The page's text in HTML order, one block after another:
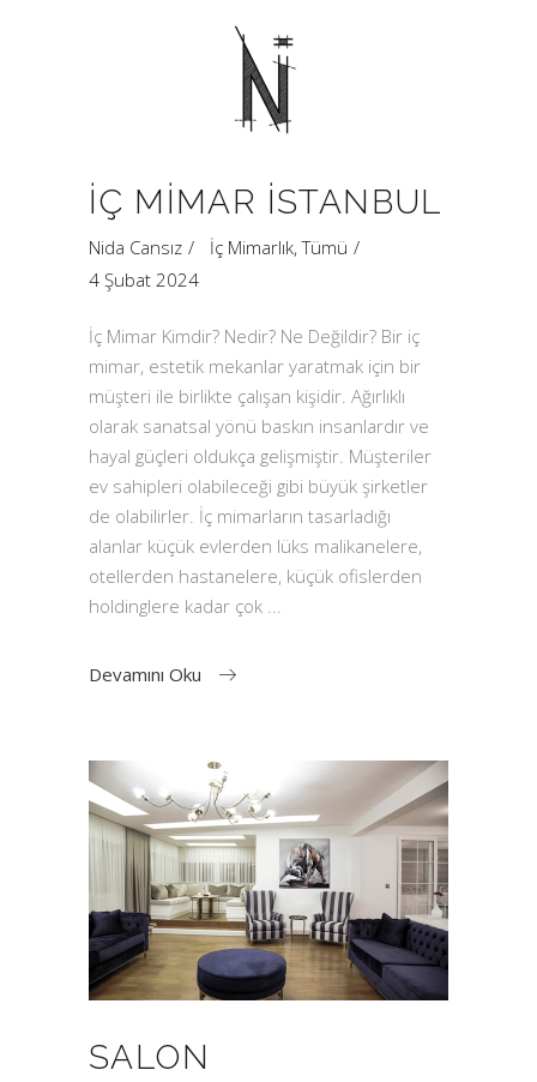
İÇ MIMAR İSTANBUL
Nida Cansız İç Mimarlık,Tümü
4 Şubat 2024
İç Mimar Kimdir? Nedir? Ne Değildir? Bir iç
mimar, estetik mekanlar yaratmak için bir
müşteri ile birlikte çalışan kişidir. Ağırlıklı
olarak sanatsal yönü baskın insanlardır ve
hayal güçleri oldukça gelişmiştir. Müşteriler
ev sahipleri olabileceği gibi büyük şirketler
de olabilirler. İç mimarların tasarladığı
alanlar küçük evlerden lüks malikanelere,
otellerden hastanelere, küçük ofislerden
holdinglere kadar çok
Devamını Oku
SALON